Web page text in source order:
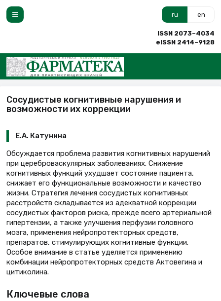
ru en
ISSN 2073–4034
eISSN 2414–9128
Сосудистые когнитивные нарушения и
возможности их коррекции
Е.А. Катунина
Обсуждается проблема развития когнитивных нарушений
при цереброваскулярных заболеваниях. Снижение
когнитивных функций ухудшает состояние пациента,
снижает его функциональные возможности и качество
жизни. Стратегия лечения сосудистых когнитивных
расстройств складывается из адекватной коррекции
сосудистых факторов риска, прежде всего артериальной
гипертензии, а также улучшения перфузии головного
мозга, применения нейропротекторных средств,
препаратов, стимулирующих когнитивные функции.
Особое внимание в статье уделяется применению
комбинации нейропротекторных средств Актовегина и
цитиколина.
Ключевые слова